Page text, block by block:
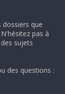
que
pas à
sujets
des questions :